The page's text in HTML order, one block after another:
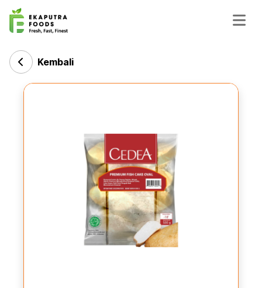
Kembali